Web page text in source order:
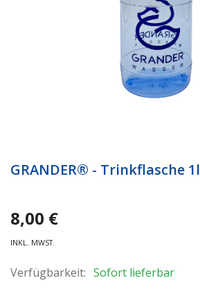
GRANDER® - Trinkflasche 1l
8,00 €
INKL. MWST.
Verfügbarkeit: Sofort lieferbar